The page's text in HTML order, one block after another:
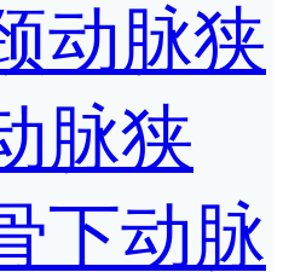
动脉狭
脉狭
下动脉